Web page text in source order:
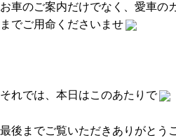
お車のご案内だけでなく、愛車の
までご用命くださいませ
それでは、本日はこのあたりで
最後までご覧いただきありがとう